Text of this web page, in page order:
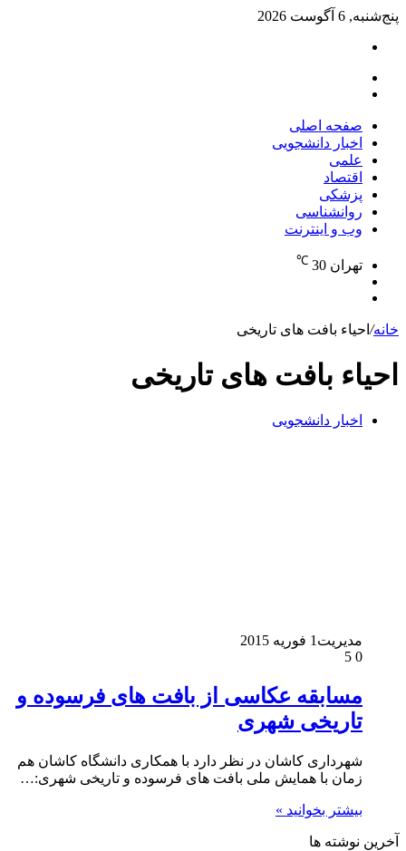
پنج‌شنبه, 6 آگوست 2026
صفحه اصلی
اخبار دانشجویی
علمی
اقتصاد
پزشکی
روانشناسی
وب و اینترنت
تهران 30
℃
خانه/ احیاء بافت های تاریخی
احیاء بافت های تاریخی
اخبار دانشجویی
مدیریت 1 فوریه 2015
0
مسابقه عکاسی از بافت های فرسوده و
تاریخی شهری
شهرداری کاشان در نظر دارد با همکاری دانشگاه کاشان هم
زمان با همایش ملی بافت های فرسوده و تاریخی شهری:…
بیشتر بخوانید »
آخرین نوشته ها